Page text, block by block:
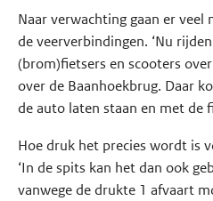
Naar verwachting gaan er veel
de veerverbindingen. ‘Nu
(brom)fietsers en scooters
over de Baanhoekbrug. Daar
de auto laten staan en met de
Hoe druk het precies wordt is
‘In de spits kan het dan ook
vanwege de drukte 1 afvaart